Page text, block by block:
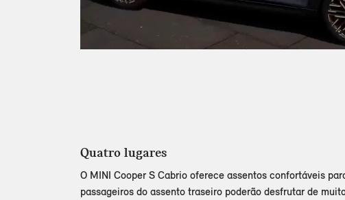
Quatro lugares
O MINI Cooper S Cabrio oferece assentos confortáveis
passageiros do assento traseiro poderão desfrutar de